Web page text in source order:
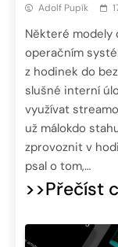
Adolf Pupík
Některé modely
operačním
z hodinek do
slušné interní
využívat
už málokdo
zprovoznit v
psal o tom,…
>>Přečíst